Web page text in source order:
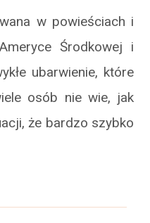
w powieściach i
Środkowej i
ubarwienie, które
osób nie wie, jak
że bardzo szybko